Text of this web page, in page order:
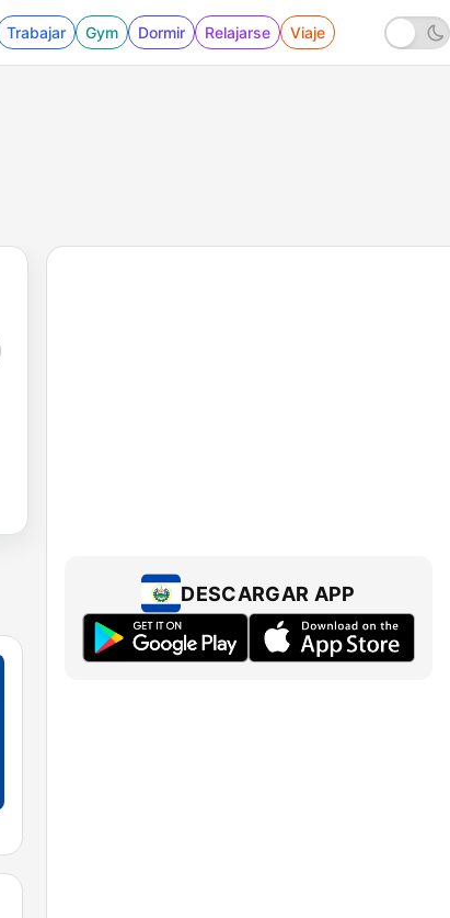
Trabajar Gym Dormir Relajarse Viaje
DESCARGAR APP